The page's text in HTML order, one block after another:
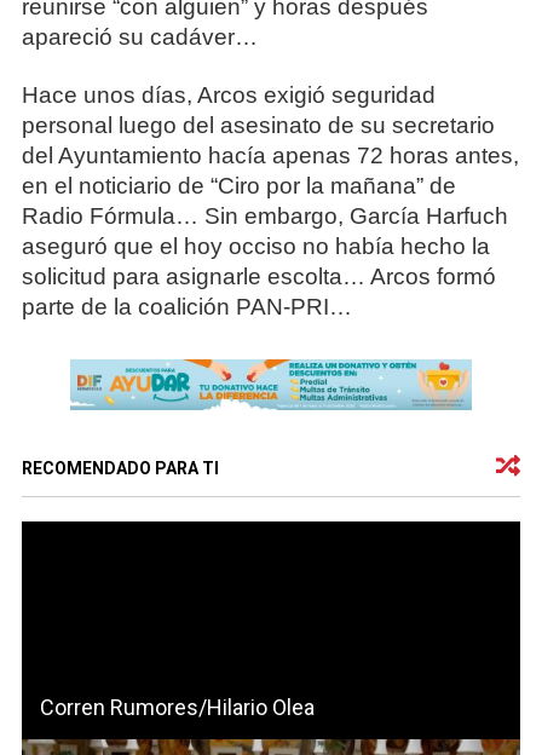
reunirse “con alguien” y horas después
apareció su cadáver…
Hace unos días, Arcos exigió seguridad
personal luego del asesinato de su secretario
del Ayuntamiento hacía apenas 72 horas antes,
en el noticiario de “Ciro por la mañana” de
Radio Fórmula… Sin embargo, García Harfuch
aseguró que el hoy occiso no había hecho la
solicitud para asignarle escolta… Arcos formó
parte de la coalición PAN-PRI…
RECOMENDADO PARA TI
Corren Rumores/Hilario Olea